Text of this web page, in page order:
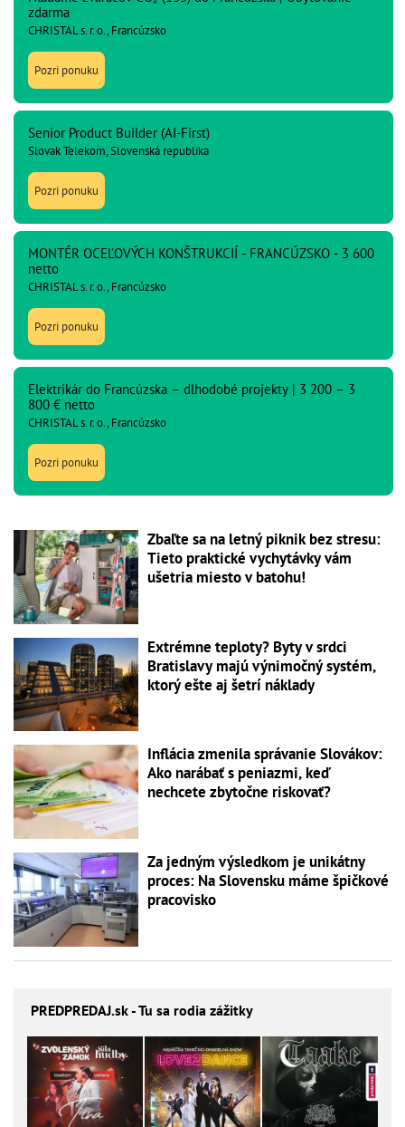
zdarma
CHRISTAL s. r. o., Francúzsko
Pozri ponuku
Senior Product Builder (AI-First)
Slovak Telekom, Slovenská republika
Pozri ponuku
MONTÉR OCEĽOVÝCH KONŠTRUKCIÍ - FRANCÚZSKO - 3 600
netto
CHRISTAL s. r. o., Francúzsko
Pozri ponuku
Elektrikár do Francúzska – dlhodobé projekty | 3 200 – 3
800 € netto
CHRISTAL s. r. o., Francúzsko
Pozri ponuku
Zbaľte sa na letný piknik bez stresu:
Tieto praktické vychytávky vám
ušetria miesto v batohu!
Extrémne teploty? Byty v srdci
Bratislavy majú výnimočný systém,
ktorý ešte aj šetrí náklady
Inflácia zmenila správanie Slovákov:
Ako narábať s peniazmi, keď
nechcete zbytočne riskovať?
Za jedným výsledkom je unikátny
proces: Na Slovensku máme špičkové
pracovisko
PREDPREDAJ.sk - Tu sa rodia zážitky